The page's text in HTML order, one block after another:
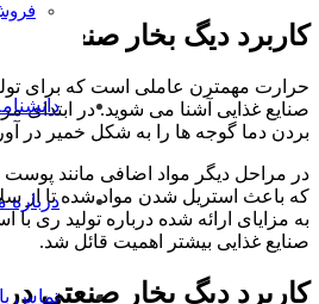
درباره
تماس
کاربرد دیگ بخار صنعتی
حرارت مهمترن عاملی است که برای
صنایع غذایی آشنا می شوید. در ابتدای
بردن دما گوجه ها را به شکل خمیر در
در مراحل دیگر مواد اضافی مانند
که باعث استریل شدن مواد شده تا از
به مزایای ارائه شده درباره تولید ری
صنایع غذایی بیشتر اهمیت قائل شد.
کاربرد دیگ بخار صنعتی